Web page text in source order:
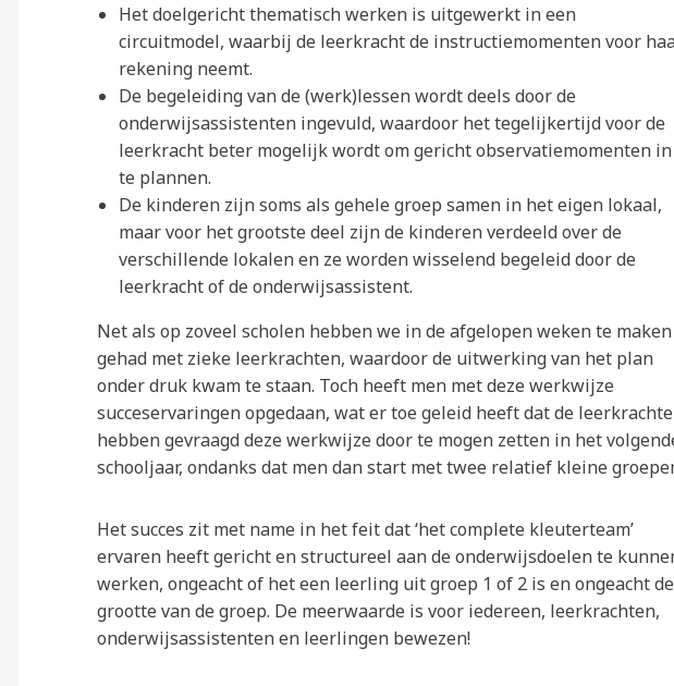
Het doelgericht thematisch werken is uitgewerkt in een
circuitmodel, waarbij de leerkracht de instructiemomenten voor
rekening neemt.
De begeleiding van de (werk)lessen wordt deels door de
onderwijsassistenten ingevuld, waardoor het tegelijkertijd voor de
leerkracht beter mogelijk wordt om gericht observatiemomenten in
te plannen.
De kinderen zijn soms als gehele groep samen in het eigen lokaal,
maar voor het grootste deel zijn de kinderen verdeeld over de
verschillende lokalen en ze worden wisselend begeleid door de
leerkracht of de onderwijsassistent.
Net als op zoveel scholen hebben we in de afgelopen weken te maken
gehad met zieke leerkrachten, waardoor de uitwerking van het plan
onder druk kwam te staan. Toch heeft men met deze werkwijze
succeservaringen opgedaan, wat er toe geleid heeft dat de
hebben gevraagd deze werkwijze door te mogen zetten in het
schooljaar, ondanks dat men dan start met twee relatief kleine
Het succes zit met name in het feit dat ‘het complete kleuterteam’
ervaren heeft gericht en structureel aan de onderwijsdoelen te
werken, ongeacht of het een leerling uit groep 1 of 2 is en ongeacht de
grootte van de groep. De meerwaarde is voor iedereen, leerkrachten,
onderwijsassistenten en leerlingen bewezen!